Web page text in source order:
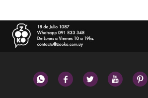
    